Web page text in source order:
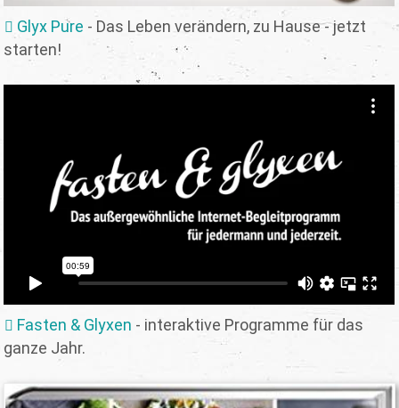
Glyx Pure - Das Leben verändern, zu Hause - jetzt
starten!
Fasten & Glyxen - interaktive Programme für das
ganze Jahr.